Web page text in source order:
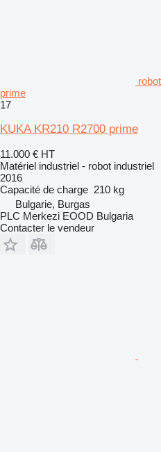
prime
17
KUKA KR210 R2700 prime
11.000 € HT
Matériel industriel - robot industriel
2016
Capacité de charge 210 kg
Bulgarie, Burgas
PLC Merkezi EOOD Bulgaria
Contacter le vendeur